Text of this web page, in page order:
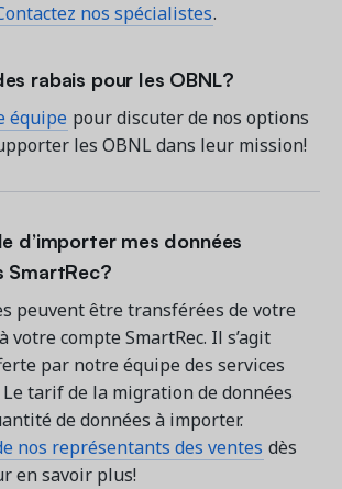
nos spécialistes.
rabais pour les OBNL?
équipe pour discuter de nos options
les OBNL dans leur mission!
d’importer mes données
SmartRec?
peuvent être transférées de votre
votre compte SmartRec. Il s’agit
par notre équipe des services
tarif de la migration de données
de données à importer.
nos représentants des ventes dès
en savoir plus!